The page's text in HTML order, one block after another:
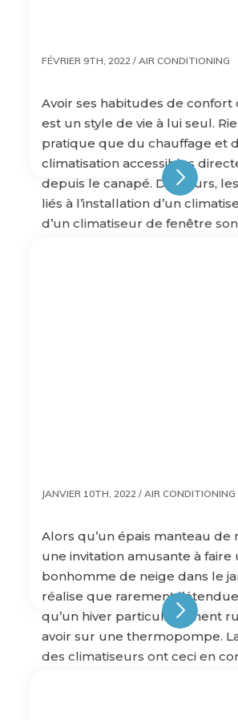
FÉVRIER 9TH, 2022 /AIR CONDITIONING
Avoir ses habitudes de
est un style de vie à lui seul.
pratique que du chauffage et
climatisation accessibles
depuis le canapé. D’ailleurs,
liés à l’installation d’un
d’un climatiseur de fenêtre
JANVIER 10TH, 2022 /AIR CONDITIONING
Alors qu’un épais manteau de
une invitation amusante à faire
bonhomme de neige dans le
réalise que rarement
qu’un hiver particulièrement
avoir sur une thermopompe.
des climatiseurs ont ceci en